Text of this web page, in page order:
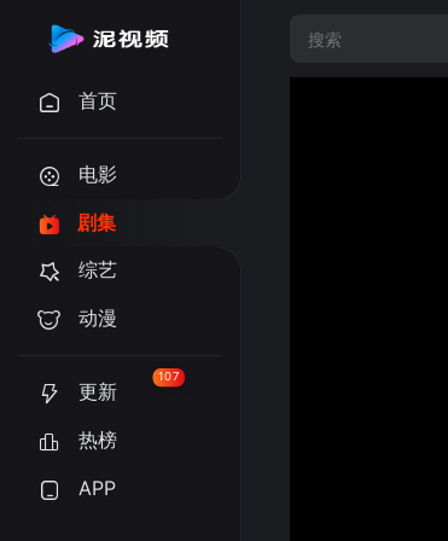
首页
电影
剧集
综艺
动漫
更新
107
热榜
APP